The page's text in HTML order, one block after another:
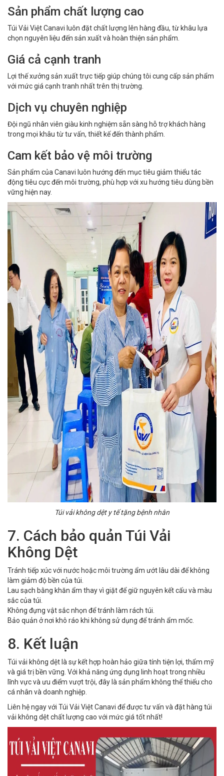
Sản phẩm chất lượng cao
Túi Vải Việt Canavi luôn đặt chất lượng lên hàng đầu, từ khâu lựa
chọn nguyên liệu đến sản xuất và hoàn thiện sản phẩm.
Giá cả cạnh tranh
Lợi thế xưởng sản xuất trực tiếp giúp chúng tôi cung cấp sản phẩm
với mức giá cạnh tranh nhất trên thị trường.
Dịch vụ chuyên nghiệp
Đội ngũ nhân viên giàu kinh nghiệm sẵn sàng hỗ trợ khách hàng
trong mọi khâu từ tư vấn, thiết kế đến thành phẩm.
Cam kết bảo vệ môi trường
Sản phẩm của Canavi luôn hướng đến mục tiêu giảm thiểu tác
động tiêu cực đến môi trường, phù hợp với xu hướng tiêu dùng bền
vững hiện nay.
Túi vải không dệt y tế tặng bệnh nhân
7. Cách bảo quản Túi Vải
Không Dệt
Tránh tiếp xúc với nước hoặc môi trường ẩm ướt lâu dài để không
làm giảm độ bền của túi.
Lau sạch bằng khăn ẩm thay vì giặt để giữ nguyên kết cấu và màu
sắc của túi.
Không đựng vật sắc nhọn để tránh làm rách túi.
Bảo quản ở nơi khô ráo khi không sử dụng để tránh ẩm mốc.
8. Kết luận
Túi vải không dệt là sự kết hợp hoàn hảo giữa tính tiện lợi, thẩm mỹ
và giá trị bền vững. Với khả năng ứng dụng linh hoạt trong nhiều
lĩnh vực và ưu điểm vượt trội, đây là sản phẩm không thể thiếu cho
cá nhân và doanh nghiệp.
Liên hệ ngay với Túi Vải Việt Canavi để được tư vấn và đặt hàng túi
vải không dệt chất lượng cao với mức giá tốt nhất!